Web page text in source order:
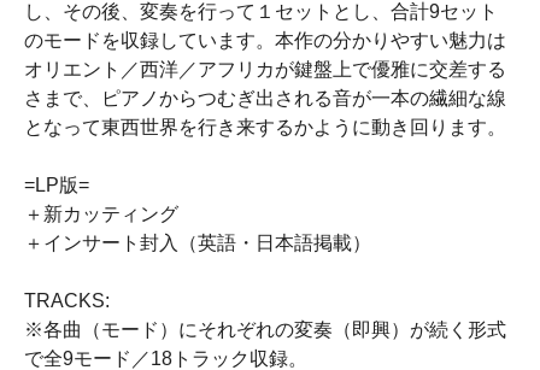
し、その後、変奏を行って１セットとし、合計9セット
のモードを収録しています。本作の分かりやすい魅力は
オリエント／西洋／アフリカが鍵盤上で優雅に交差する
さまで、ピアノからつむぎ出される音が一本の繊細な線
となって東西世界を行き来するかように動き回ります。
=LP版=
＋新カッティング
＋インサート封入（英語・日本語掲載）
TRACKS:
※各曲（モード）にそれぞれの変奏（即興）が続く形式
で全9モード／18トラック収録。